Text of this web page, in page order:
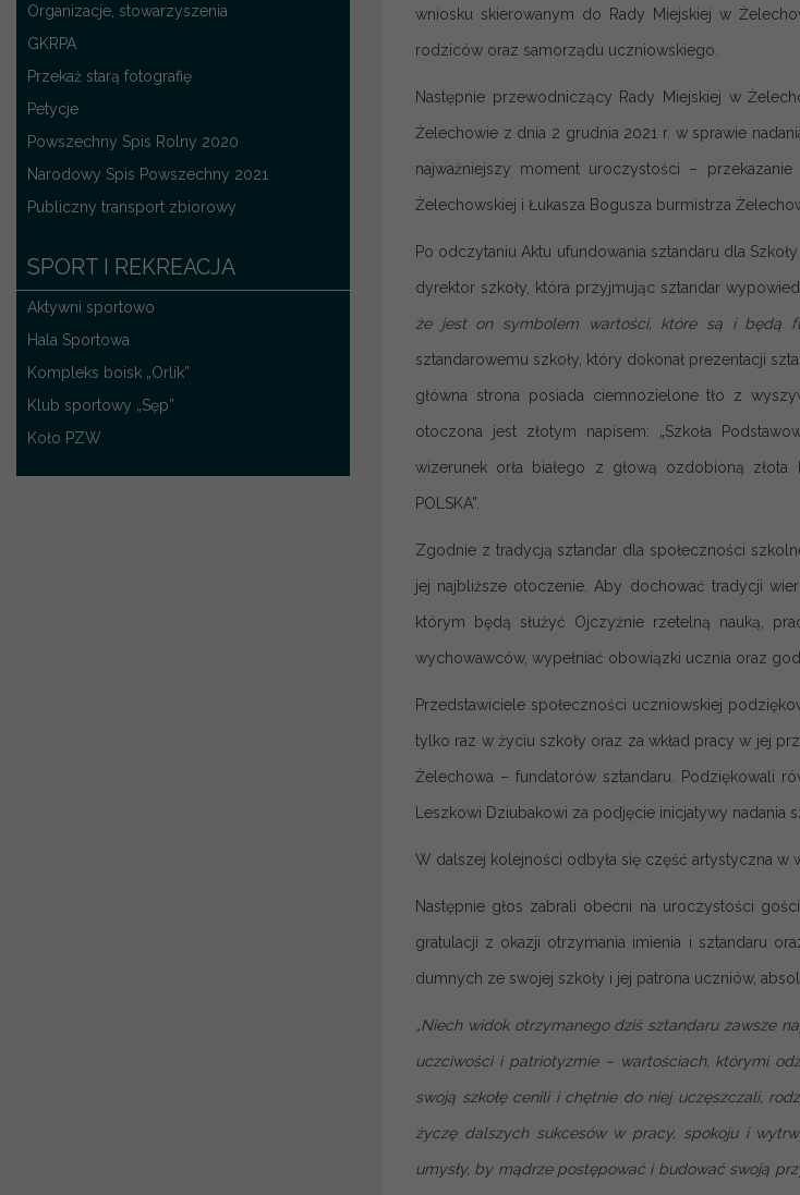
Organizacje, stowarzyszenia
GKRPA
Przekaż starą fotografię
Petycje
Powszechny Spis Rolny 2020
Narodowy Spis Powszechny 2021
Publiczny transport zbiorowy
SPORT I REKREACJA
Aktywni sportowo
Hala Sportowa
Kompleks boisk „Orlik”
Klub sportowy „Sęp”
Koło PZW
wniosku skierowanym do Rady Miejskiej w
rodziców oraz samorządu uczniowskiego.
Następnie przewodniczący Rady Miejskiej w
Żelechowie z dnia 2 grudnia 2021 r. w sprawie
najważniejszy moment uroczystości –
Żelechowskiej i Łukasza Bogusza burmistrza
Po odczytaniu Aktu ufundowania sztandaru dla
dyrektor szkoły, która przyjmując sztandar
że jest on symbolem wartości, które są i będą
sztandarowemu szkoły, który dokonał prezentacji
główna strona posiada ciemnozielone tło z
otoczona jest złotym napisem: „Szkoła
wizerunek orła białego z głową ozdobioną złota
POLSKA”.
Zgodnie z tradycją sztandar dla społeczności
jej najbliższe otoczenie. Aby dochować tradycji
którym będą służyć Ojczyźnie rzetelną nauką,
wychowawców, wypełniać obowiązki ucznia oraz
Przedstawiciele społeczności uczniowskiej
tylko raz w życiu szkoły oraz za wkład pracy w jej
Żelechowa – fundatorów sztandaru. Podziękowali
Leszkowi Dziubakowi za podjęcie inicjatywy nadania
W dalszej kolejności odbyła się część artystyczna w
Następnie głos zabrali obecni na uroczystości
gratulacji z okazji otrzymania imienia i sztandaru
dumnych ze swojej szkoły i jej patrona uczniów,
„Niech widok otrzymanego dziś sztandaru zawsze
uczciwości i patriotyzmie – wartościach, którymi
swoją szkołę cenili i chętnie do niej uczęszczali,
życzę dalszych sukcesów w pracy, spokoju i
umysły, by mądrze postępować i budować swoją